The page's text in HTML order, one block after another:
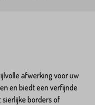
afwerking voor uw
en biedt een verfijnde
borders of